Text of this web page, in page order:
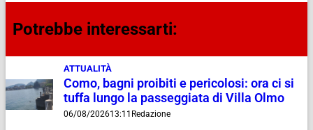
Potrebbe interessarti:
ATTUALITÀ
Como, bagni proibiti e pericolosi: ora ci si
tuffa lungo la passeggiata di Villa Olmo
06/08/202613:11 Redazione